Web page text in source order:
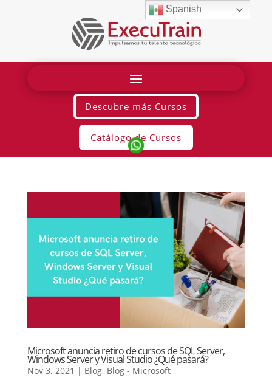
Descubre más Cursos
Catálogo de Cursos
Microsoft anuncia retiro de cursos de SQL Server,
Windows Server y Visual Studio ¿Qué pasará?
Nov 3, 2021 | Blog, Blog - Microsoft
Spanish